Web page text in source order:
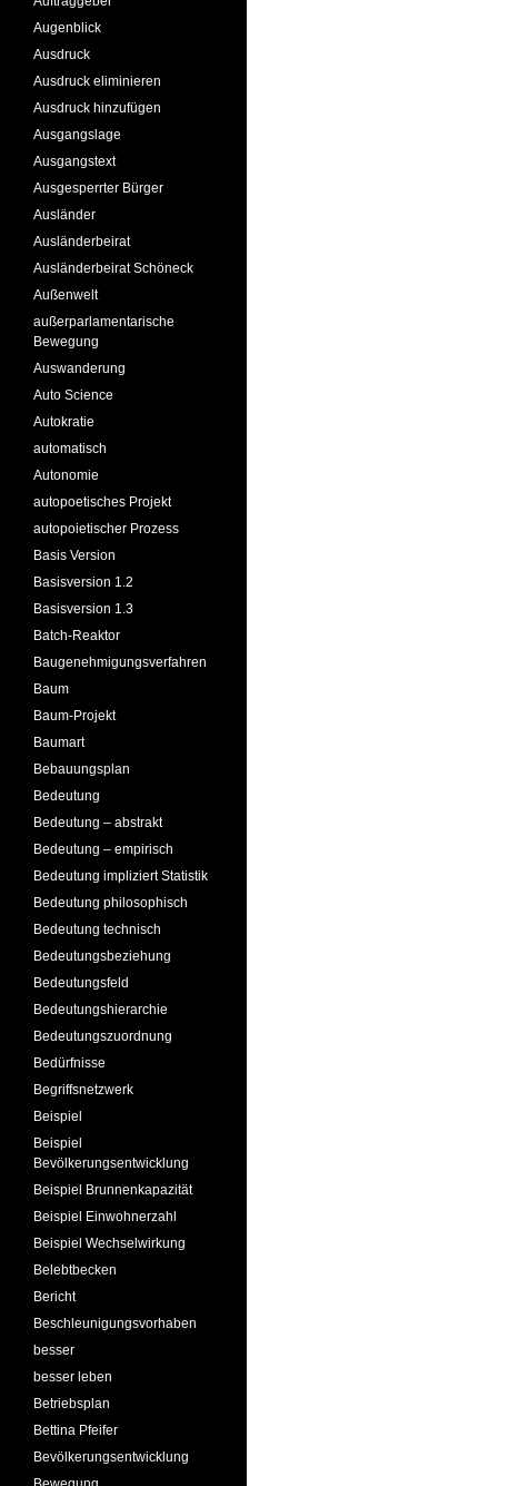
Augenblick
Ausdruck
Ausdruck eliminieren
Ausdruck hinzufügen
Ausgangslage
Ausgangstext
Ausgesperrter Bürger
Ausländer
Ausländerbeirat
Ausländerbeirat Schöneck
Außenwelt
außerparlamentarische
Bewegung
Auswanderung
Auto Science
Autokratie
automatisch
Autonomie
autopoetisches Projekt
autopoietischer Prozess
Basis Version
Basisversion 1.2
Basisversion 1.3
Batch-Reaktor
Baugenehmigungsverfahren
Baum
Baum-Projekt
Baumart
Bebauungsplan
Bedeutung
Bedeutung – abstrakt
Bedeutung – empirisch
Bedeutung impliziert Statistik
Bedeutung philosophisch
Bedeutung technisch
Bedeutungsbeziehung
Bedeutungsfeld
Bedeutungshierarchie
Bedeutungszuordnung
Bedürfnisse
Begriffsnetzwerk
Beispiel
Beispiel
Bevölkerungsentwicklung
Beispiel Brunnenkapazität
Beispiel Einwohnerzahl
Beispiel Wechselwirkung
Belebtbecken
Bericht
Beschleunigungsvorhaben
besser
besser leben
Betriebsplan
Bettina Pfeifer
Bevölkerungsentwicklung